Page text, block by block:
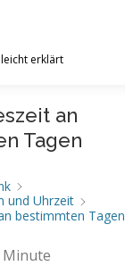
erklärt
TRUENAS
an
Tagen
und Uhrzeit
bestimmten Tagen
Minute